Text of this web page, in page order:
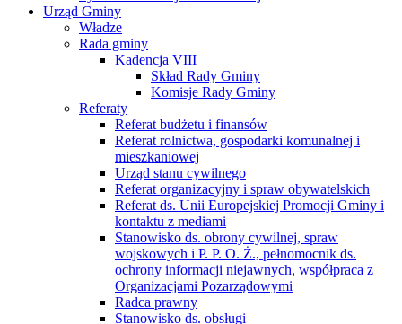
Urząd Gminy
Władze
Rada gminy
Kadencja VIII
Skład Rady Gminy
Komisje Rady Gminy
Referaty
Referat budżetu i finansów
Referat rolnictwa, gospodarki komunalnej i
mieszkaniowej
Urząd stanu cywilnego
Referat organizacyjny i spraw obywatelskich
Referat ds. Unii Europejskiej Promocji Gminy i
kontaktu z mediami
Stanowisko ds. obrony cywilnej, spraw
wojskowych i P. P. O. Ż., pełnomocnik ds.
ochrony informacji niejawnych, współpraca z
Organizacjami Pozarządowymi
Radca prawny
Stanowisko ds. obsługi